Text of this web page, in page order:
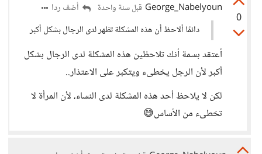
0
George_Nabelyoun قبل سنة واحدة
أضف ردا
دائمًا ألاحظ أن هذه المشكلة تظهر لدى الرجال بشكل أكبر
أعتقد بسمة أنك تلاحظين هذه المشكلة لدى الرجال بشكل
أكبر لأن الرجل يخطىء ويتكبر على الاعتذار..
لكن لا يلاحظ أحد هذه المشكلة لدى النساء، لأن المرأة لا
تخطىء من الأساس😅